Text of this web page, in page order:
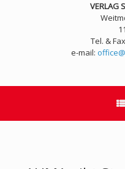
VERLAG
Tel. &
e-mail: